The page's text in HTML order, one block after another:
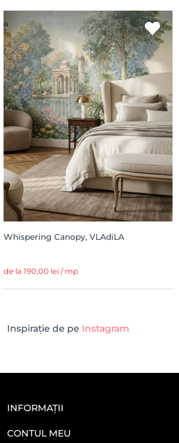
Whispering Canopy, VLAdiLA
de la 190,00 lei / mp
Inspirație de pe Instagram
INFORMAȚII
CONTUL MEU